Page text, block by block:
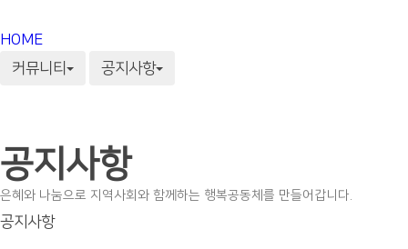
HOME
커뮤니티
공지사항
공지사항
은혜와 나눔으로 지역사회와 함께하는 행복공동체를 만들어갑니다.
공지사항